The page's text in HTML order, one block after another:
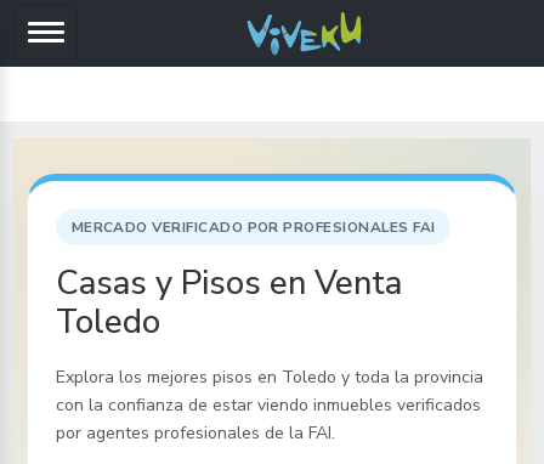
MERCADO VERIFICADO POR PROFESIONALES FAI
Casas y Pisos en Venta
Toledo
Explora los mejores pisos en Toledo y toda la provincia
con la confianza de estar viendo inmuebles verificados
por agentes profesionales de la FAI.